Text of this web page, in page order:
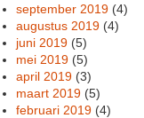
september 2019 (4)
augustus 2019 (4)
juni 2019 (5)
mei 2019 (5)
april 2019 (3)
maart 2019 (5)
februari 2019 (4)